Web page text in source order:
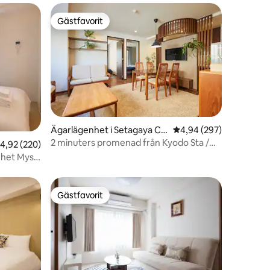
av 5 i genomsnittligt betyg, 220 omdömen
4,92 (220)
Mysig
Gästfavorit
Gästfavorit
Ägarlägenhet i Setagaya Cit
y
4,94 av 5 i
4,94 (297)
2 minuters promenad från Kyodo Sta /
Gästfavorit
Gästfavorit